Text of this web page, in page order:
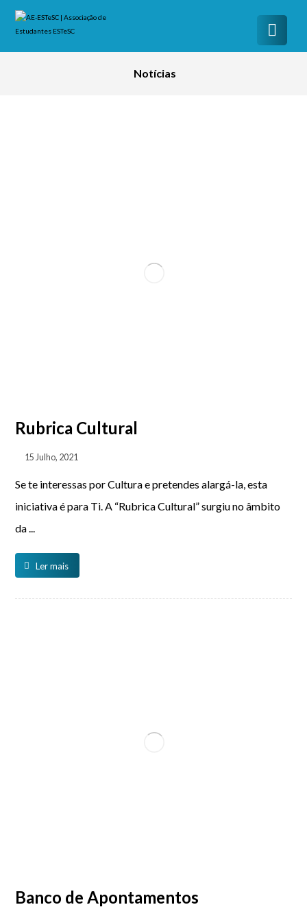
Notícias
Rubrica Cultural
15 Julho, 2021
Se te interessas por Cultura e pretendes alargá-la, esta
iniciativa é para Ti. A “Rubrica Cultural” surgiu no âmbito
da ...
Ler mais
Banco de Apontamentos